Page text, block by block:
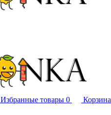
Избранные товары 0 Корзина